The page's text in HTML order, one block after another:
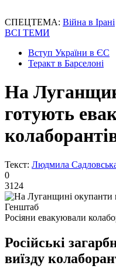
СПЕЦТЕМА: Війна в Ірані
ВСІ ТЕМИ
Вступ України в ЄС
Теракт в Барселоні
На
готують
Текст: Людмила
0
3124
Росіяни евакуювали
Російські
виїзду